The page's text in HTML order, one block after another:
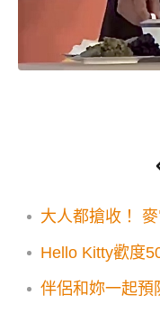
大人都搶收！
Hello Kitty歡度
伴侶和妳一起預